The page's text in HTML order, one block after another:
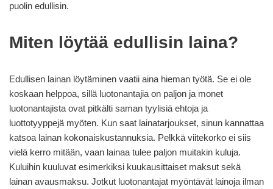
puolin edullisin.
Miten löytää edullisin laina?
Edullisen lainan löytäminen vaatii aina hieman työtä. Se ei ole
koskaan helppoa, sillä luotonantajia on paljon ja monet
luotonantajista ovat pitkälti saman tyylisiä ehtoja ja
luottotyyppejä myöten. Kun saat lainatarjoukset, sinun kannattaa
katsoa lainan kokonaiskustannuksia. Pelkkä viitekorko ei siis
vielä kerro mitään, vaan lainaa tulee paljon muitakin kuluja.
Kuluihin kuuluvat esimerkiksi kuukausittaiset maksut sekä
lainan avausmaksu. Jotkut luotonantajat myöntävät lainoja ilman